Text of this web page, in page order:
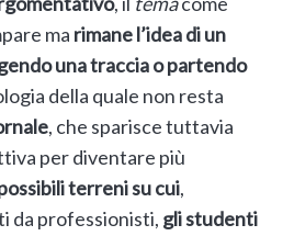
ma rimane l’idea di un
una traccia o partendo
della quale non resta
, che sparisce tuttavia
per diventare più
terreni su cui,
da professionisti, gli studenti